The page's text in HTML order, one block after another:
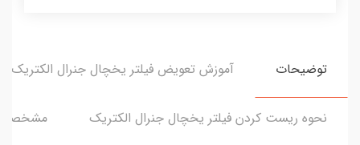
توضیحات آموزش تعویض فیلتر یخچال جنرال الکتریک
نحوه ریست کردن فیلتر یخچال جنرال الکتریک